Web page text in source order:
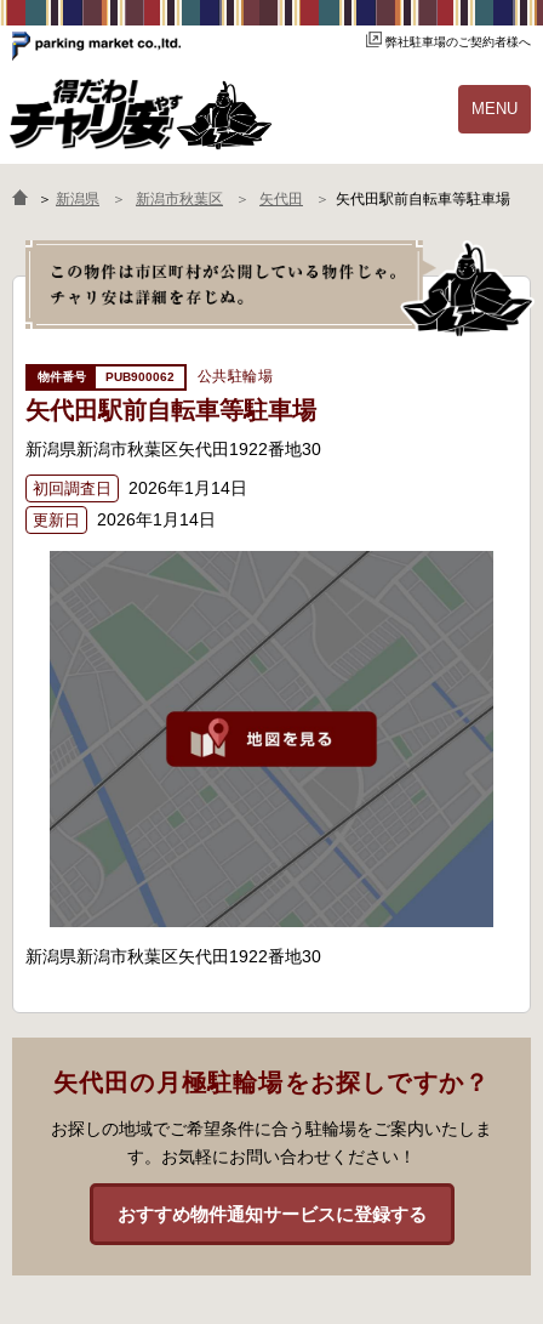
弊社駐車場のご契約者様へ
MENU
物件一覧 ご契約の流れ
よくあるご質問 駐輪場オーナー様へ
＞ 新潟県 新潟市秋葉区 矢代田 矢代田駅前自転車等駐車場
PUB900062 公共駐輪場
矢代田駅前自転車等駐車場
新潟県新潟市秋葉区矢代田1922番地30
初回調査日 2026年1月14日
更新日 2026年1月14日
新潟県新潟市秋葉区矢代田1922番地30
矢代田の月極駐輪場をお探しですか？
お探しの地域でご希望条件に合う駐輪場をご案内いたしま
す。お気軽にお問い合わせください！
おすすめ物件通知サービスに登録する